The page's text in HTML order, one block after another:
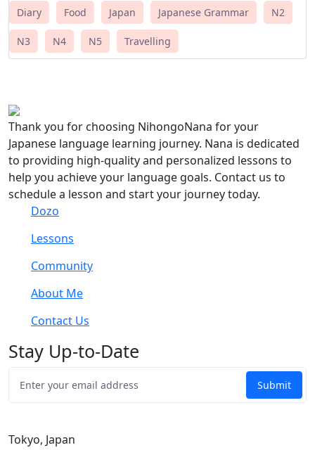
Diary Food Japan Japanese Grammar N2
N3 N4 N5 Travelling
Thank you for choosing NihongoNana for your
Japanese language learning journey. Nana is dedicated
to providing high-quality and personalized lessons to
help you achieve your language goals. Contact us to
schedule a lesson and start your journey today.
Dozo
Lessons
Community
About Me
Contact Us
Stay Up-to-Date
Tokyo, Japan